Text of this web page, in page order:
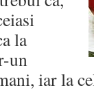
la
un
iar la